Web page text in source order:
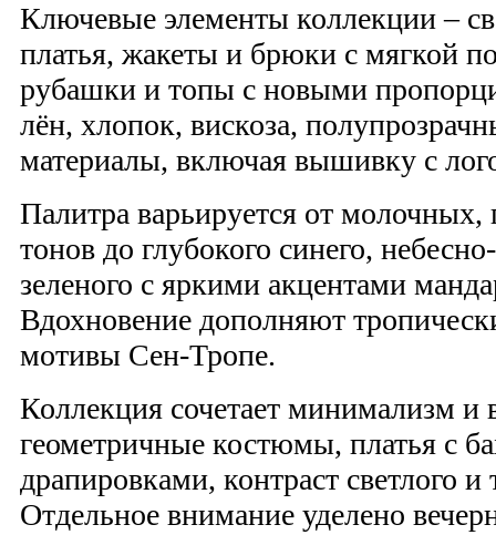
Ключевые элементы коллекции –
платья, жакеты и брюки с мягкой
рубашки и топы с новыми
лён, хлопок, вискоза,
материалы, включая вышивку с
Палитра варьируется от
тонов до глубокого синего,
зеленого с яркими акцентами
Вдохновение дополняют
мотивы Сен-Тропе.
Коллекция сочетает минимализм и
геометричные костюмы, платья с
драпировками, контраст светлого
Отдельное внимание уделено